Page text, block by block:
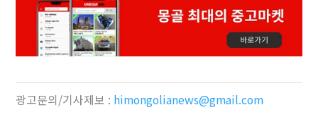
광고문의/기사제보 : himongolianews@gmail.com